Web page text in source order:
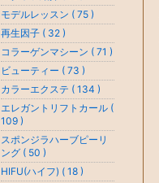
モデルレッスン ( 75 )
再生因子 ( 32 )
コラーゲンマシーン ( 71 )
ビューティー ( 73 )
カラーエクステ ( 134 )
エレガントリフトカール (
109 )
スポンジラハーブピーリ
ング ( 50 )
HIFU(ハイフ) ( 18 )